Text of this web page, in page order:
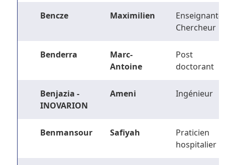
Bencze Maximilien
Enseignant-
Chercheur
Benderra
Marc-
Antoine
Post
doctorant
Benjazia -
INOVARION
Ameni Ingénieur
Benmansour Safiyah
Praticien
hospitalier